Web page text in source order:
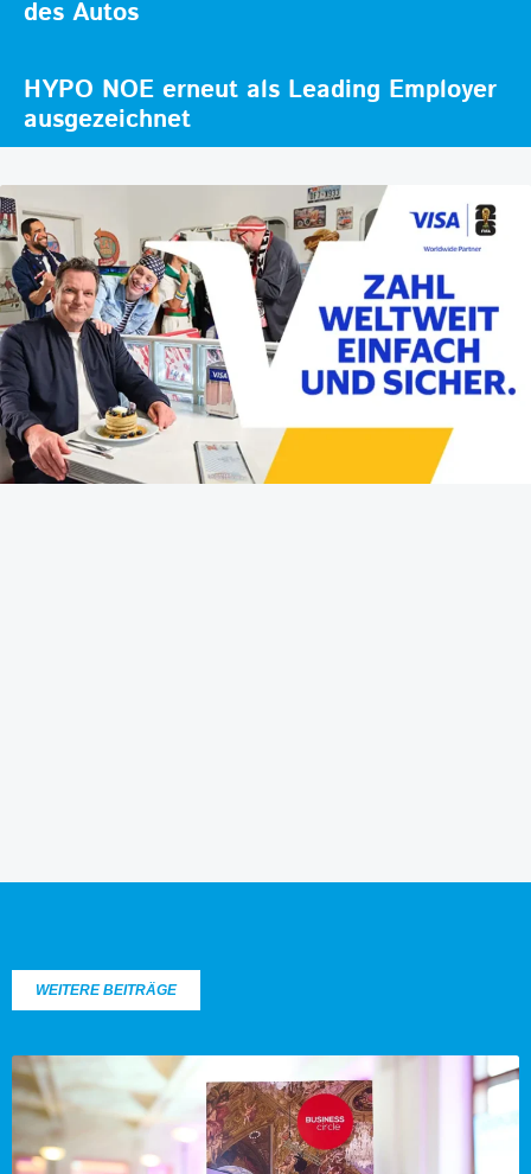
des Autos
HYPO NOE erneut als Leading Employer
ausgezeichnet
WEITERE BEITRÄGE